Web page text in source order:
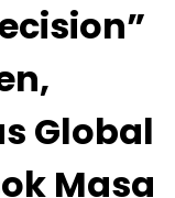
Global
Masa